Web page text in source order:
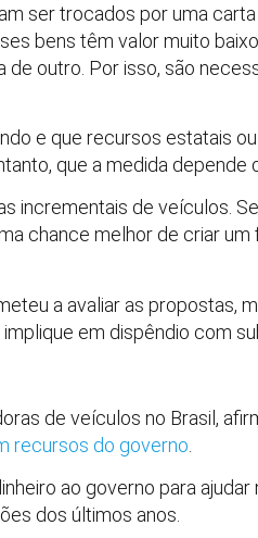
ser trocados por uma
bens têm valor muito
outro. Por isso, são
e que recursos estatais
que a medida depende
incrementais de veículos.
chance melhor de criar um
a avaliar as propostas,
em dispêndio com
de veículos no Brasil,
recursos do governo
ao governo para ajudar
dos últimos anos.